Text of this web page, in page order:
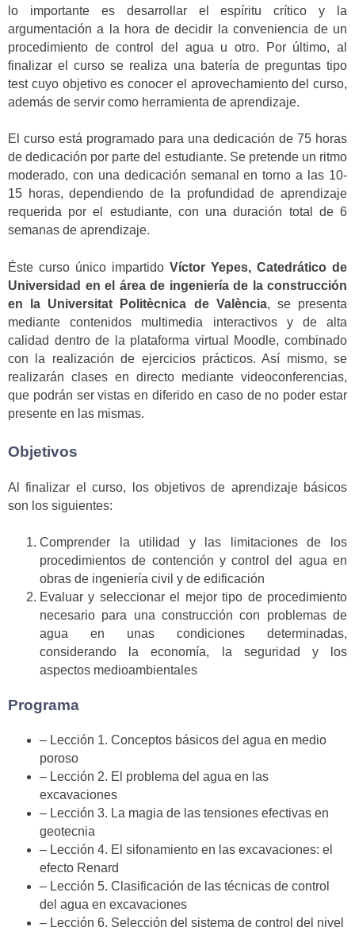
lo importante es desarrollar el espíritu crítico y la
argumentación a la hora de decidir la conveniencia de un
procedimiento de control del agua u otro. Por último, al
finalizar el curso se realiza una batería de preguntas tipo
test cuyo objetivo es conocer el aprovechamiento del curso,
además de servir como herramienta de aprendizaje.
El curso está programado para una dedicación de 75 horas
de dedicación por parte del estudiante. Se pretende un ritmo
moderado, con una dedicación semanal en torno a las 10-
15 horas, dependiendo de la profundidad de aprendizaje
requerida por el estudiante, con una duración total de 6
semanas de aprendizaje.
Éste curso único impartido Víctor Yepes, Catedrático de
Universidad en el área de ingeniería de la construcción
en la Universitat Politècnica de València, se presenta
mediante contenidos multimedia interactivos y de alta
calidad dentro de la plataforma virtual Moodle, combinado
con la realización de ejercicios prácticos. Así mismo, se
realizarán clases en directo mediante videoconferencias,
que podrán ser vistas en diferido en caso de no poder estar
presente en las mismas.
Objetivos
Al finalizar el curso, los objetivos de aprendizaje básicos
son los siguientes:
Comprender la utilidad y las limitaciones de los
procedimientos de contención y control del agua en
obras de ingeniería civil y de edificación
Evaluar y seleccionar el mejor tipo de procedimiento
necesario para una construcción con problemas de
agua en unas condiciones determinadas,
considerando la economía, la seguridad y los
aspectos medioambientales
Programa
– Lección 1. Conceptos básicos del agua en medio
poroso
– Lección 2. El problema del agua en las
excavaciones
– Lección 3. La magia de las tensiones efectivas en
geotecnia
– Lección 4. El sifonamiento en las excavaciones: el
efecto Renard
– Lección 5. Clasificación de las técnicas de control
del agua en excavaciones
– Lección 6. Selección del sistema de control del nivel